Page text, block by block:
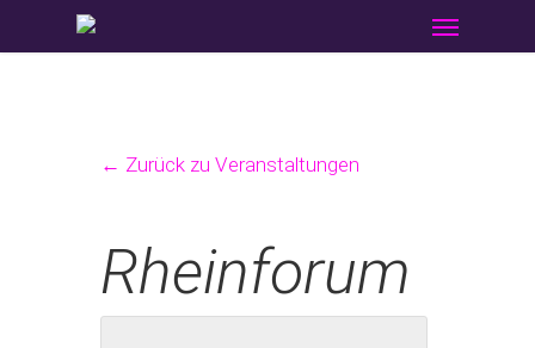
to
← Zurück zu Veranstaltungen
Rheinforum